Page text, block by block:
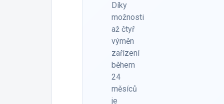
Díky
možnosti
až čtyř
výměn
zařízení
během
24
měsíců
je